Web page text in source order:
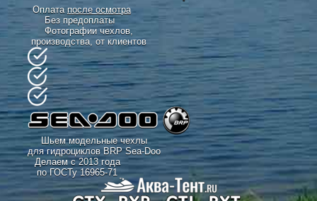
Оплата после осмотра
Без предоплаты
Фотографии чехлов,
производства, от клиентов
Шьем модельные чехлы
для гидроциклов BRP Sea-Doo
Делаем с 2013 года
по ГОСТу 16965-71